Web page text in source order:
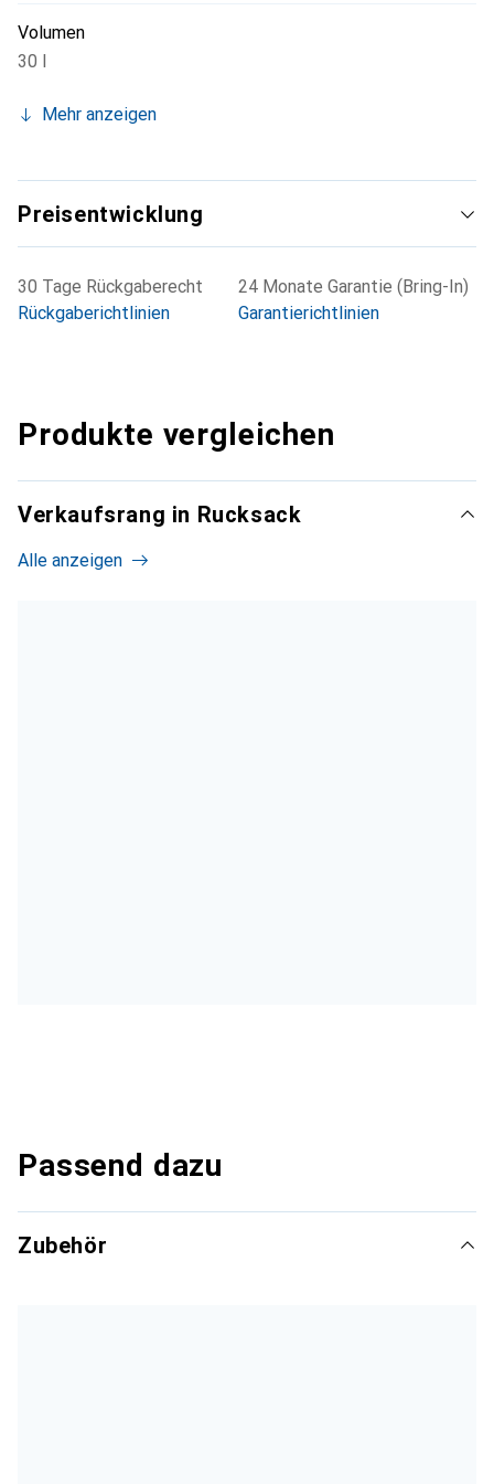
Volumen
30 l
Mehr anzeigen
Preisentwicklung
30 Tage Rückgaberecht
Rückgaberichtlinien
24 Monate Garantie (Bring-In)
Garantierichtlinien
Produkte vergleichen
Verkaufsrang in Rucksack
Alle anzeigen
Passend dazu
Zubehör